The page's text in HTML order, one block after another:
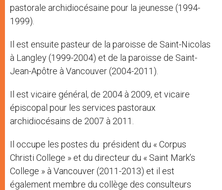
pastorale archidiocésaine pour la jeunesse (1994-
1999).
Il est ensuite pasteur de la paroisse de Saint-Nicolas
à Langley (1999-2004) et de la paroisse de Saint-
Jean-Apôtre à Vancouver (2004-2011).
Il est vicaire général, de 2004 à 2009, et vicaire
épiscopal pour les services pastoraux
archidiocésains de 2007 à 2011.
Il occupe les postes du président du « Corpus
Christi College » et du directeur du « Saint Mark’s
College » à Vancouver (2011-2013) et il est
également membre du collège des consulteurs